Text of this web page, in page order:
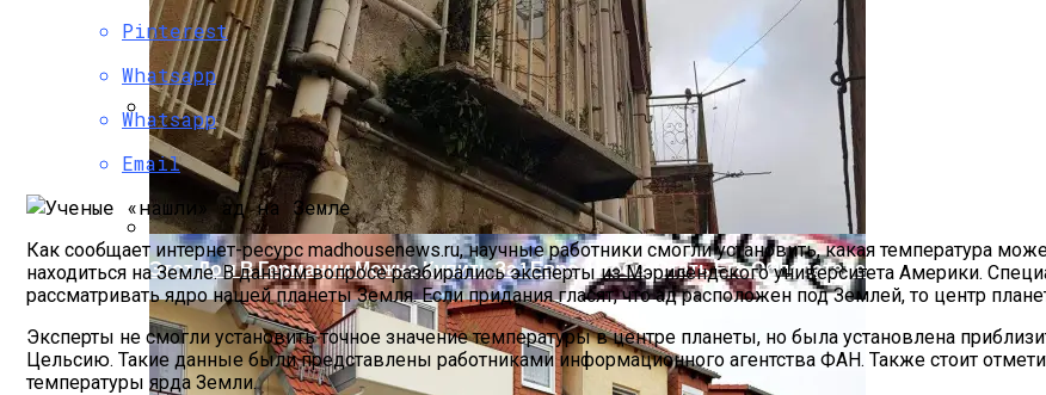
Бетонные Плиты Для Теплоизоляции: Возможности И Преимущества
Посещение Развлекательных Сайтов В Рабочее Время
Этот Дом В Германии Можно Купить За 1 Евро. Чтобы Стать Его Обладателем, Необходимо
Pinterest
Whatsapp
Whatsapp
Email
Как сообщает интернет-ресурс madhousenews.ru, научные работники смогли установить, какая температура
находиться на Земле. В данном вопросе разбирались эксперты из Мэрилендского университета Америки.
рассматривать ядро нашей планеты Земля. Если придания гласят, что ад расположен под Землей, то центр
Эксперты не смогли установить точное значение температуры в центре планеты, но была установлена
Цельсию. Такие данные были представлены работниками информационного агентства ФАН. Также стоит
температуры ярда Земли.